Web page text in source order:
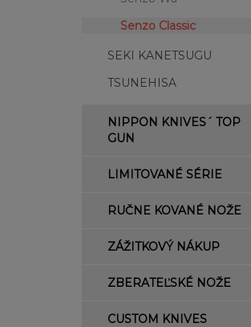
Senzo Classic
SEKI KANETSUGU
TSUNEHISA
NIPPON KNIVES´ TOP
GUN
LIMITOVANÉ SÉRIE
RUČNE KOVANÉ NOŽE
ZÁŽITKOVÝ NÁKUP
ZBERATEĽSKÉ NOŽE
CUSTOM KNIVES